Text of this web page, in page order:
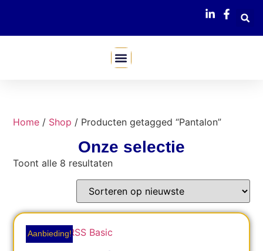
Home / Shop / Producten getagged “Pantalon”
Onze selectie
Toont alle 8 resultaten
Aanbieding!